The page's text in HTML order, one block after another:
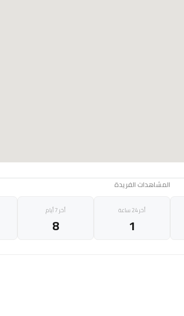
المشاهدات الفريدة
أخر 24 ساعة
1
أخر 7 أيام
8